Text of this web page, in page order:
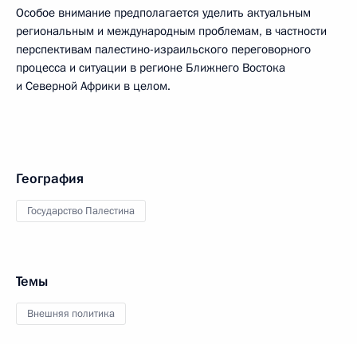
Особое внимание предполагается уделить актуальным
региональным и международным проблемам, в частности
перспективам палестино-израильского переговорного
процесса и ситуации в регионе Ближнего Востока
и Северной Африки в целом.
География
Государство Палестина
Темы
Внешняя политика